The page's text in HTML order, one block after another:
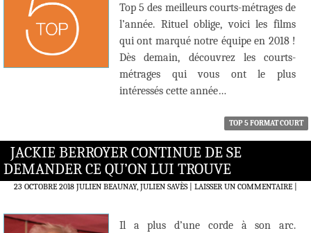
Top 5 des meilleurs courts-métrages de
l’année. Rituel oblige, voici les films
qui ont marqué notre équipe en 2018 !
Dès demain, découvrez les courts-
métrages qui vous ont le plus
intéressés cette année…
TOP 5 FORMAT COURT
JACKIE BERROYER CONTINUE DE SE
DEMANDER CE QU’ON LUI TROUVE
23 OCTOBRE 2018 JULIEN BEAUNAY, JULIEN SAVÈS LAISSER UN COMMENTAIRE|
Il a plus d’une corde à son arc.